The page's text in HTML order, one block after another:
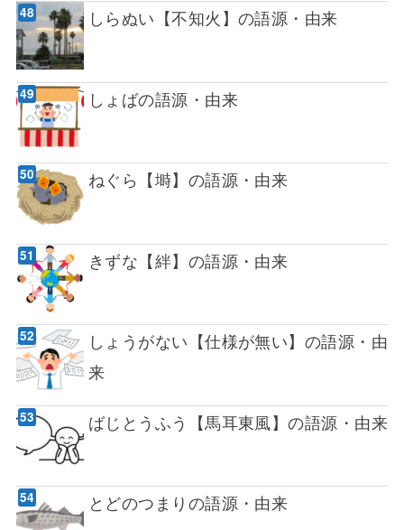
しらぬい【不知火】の語源・由来
しょばの語源・由来
ねぐら【塒】の語源・由来
きずな【絆】の語源・由来
しょうがない【仕様が無い】の語源・由
来
ばじとうふう【馬耳東風】の語源・由来
とどのつまりの語源・由来